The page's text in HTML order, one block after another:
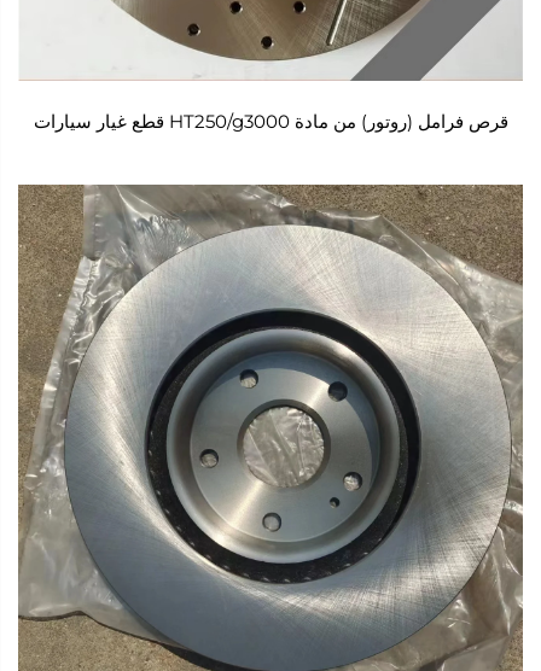
قرص فرامل (روتور) من مادة HT250/g3000 قطع غيار سيارات